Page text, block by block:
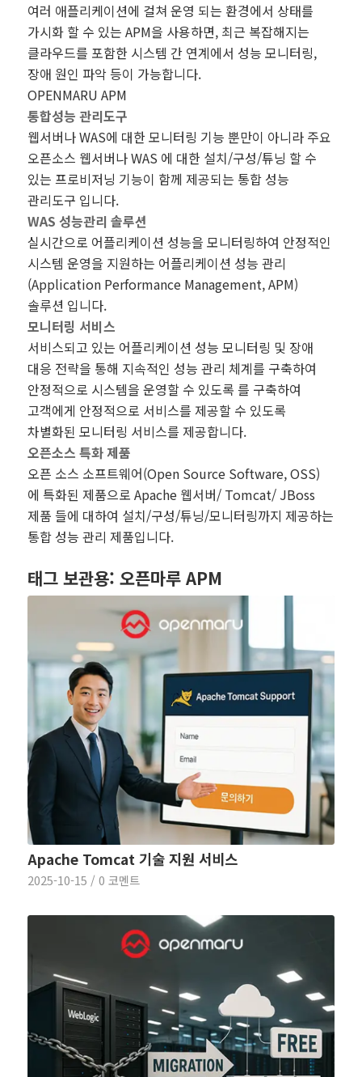
여러 애플리케이션에 걸쳐 운영 되는 환경에서 상태를
가시화 할 수 있는 APM을 사용하면, 최근 복잡해지는
클라우드를 포함한 시스템 간 연계에서 성능 모니터링,
장애 원인 파악 등이 가능합니다.
OPENMARU APM
통합성능 관리도구
웹서버나 WAS에 대한 모니터링 기능 뿐만이 아니라 주요
오픈소스 웹서버나 WAS 에 대한 설치/구성/튜닝 할 수
있는 프로비저닝 기능이 함께 제공되는 통합 성능
관리도구 입니다.
WAS 성능관리 솔루션
실시간으로 어플리케이션 성능을 모니터링하여 안정적인
시스템 운영을 지원하는 어플리케이션 성능 관리
(Application Performance Management, APM)
솔루션 입니다.
모니터링 서비스
서비스되고 있는 어플리케이션 성능 모니터링 및 장애
대응 전략을 통해 지속적인 성능 관리 체계를 구축하여
안정적으로 시스템을 운영할 수 있도록 를 구축하여
고객에게 안정적으로 서비스를 제공할 수 있도록
차별화된 모니터링 서비스를 제공합니다.
오픈소스 특화 제품
오픈 소스 소프트웨어(Open Source Software, OSS)
에 특화된 제품으로 Apache 웹서버/ Tomcat/ JBoss
제품 들에 대하여 설치/구성/튜닝/모니터링까지 제공하는
통합 성능 관리 제품입니다.
태그 보관용: 오픈마루 APM
Apache Tomcat 기술 지원 서비스
2025-10-15 / 0 코멘트